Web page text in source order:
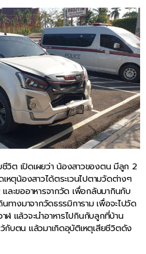
วิต เปิดเผยว่า น้องสาวของตน มีลูก 2
หตุน้องสาวได้ตระเวนไปตามวัดต่างๆ
ละขออาหารจากวัด เพื่อกลับมากินกับ
ทางมาจากวัดธรรมิการาม เพื่อจะไปวัด
แล้วจะนำอาหารไปกินกับลูกที่บ้าน
กับตน แล้วมาเกิดอุบัติเหตุเสียชีวิตดัง